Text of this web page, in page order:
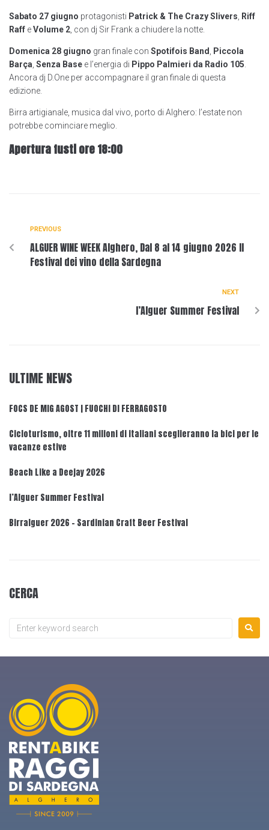
Sabato 27 giugno protagonisti Patrick & The Crazy Slivers
Riff
Raff eVolume 2 , con dj Sir Frank a chiudere la notte.
Domenica 28 giugno gran finale con Spotifois Band
Piccola
Barça Senza Base e l’energia di Pippo Palmieri da Radio 105
Ancora dj D.One per accompagnare il gran finale di questa
edizione.
Birra artigianale, musica dal vivo, porto di Alghero: l’estate non
potrebbe cominciare meglio.
Apertura fusti ore 18:00
PREVIOUS
ALGUER WINE WEEK Alghero, Dal 8 al 14 giugno 2026 Il
Festival dei vino della Sardegna
NEXT
l’Alguer Summer Festival
ULTIME NEWS
FOCS DE MIG AGOST | FUOCHI DI FERRAGOSTO
Cicloturismo, oltre 11 milioni di italiani sceglieranno la bici per le
vacanze estive
Beach Like a Deejay 2026
l’Alguer Summer Festival
Birralguer 2026 – Sardinian Craft Beer Festival
CERCA